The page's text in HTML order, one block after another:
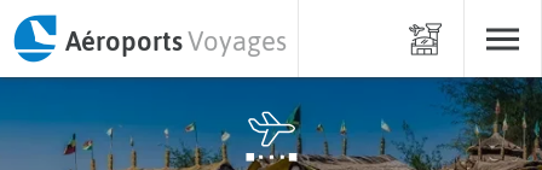
AéroportsVoyages